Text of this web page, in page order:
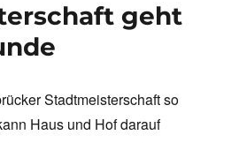
geht
Stadtmeisterschaft so
Haus und Hof darauf